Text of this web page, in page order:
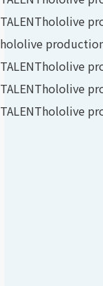
TALENThololive
hololive
TALENThololive
TALENThololive
TALENThololive